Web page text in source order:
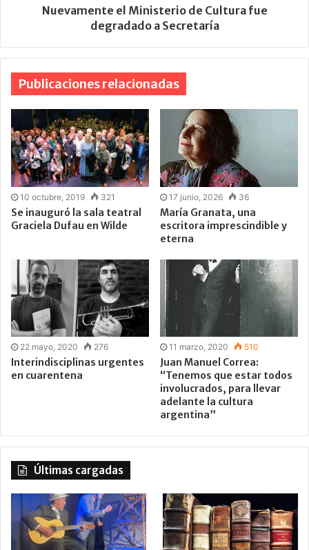
Nuevamente el Ministerio de Cultura fue
degradado a Secretaría
Publicaciones relacionadas
10 octubre, 2019 321
Se inauguró la sala teatral
Graciela Dufau en Wilde
17 junio, 2026 36
María Granata, una
escritora imprescindible y
eterna
22 mayo, 2020 276
Interindisciplinas urgentes
en cuarentena
11 marzo, 2020 510
Juan Manuel Correa:
“Tenemos que estar todos
involucrados, para llevar
adelante la cultura
argentina”
Últimas cargadas